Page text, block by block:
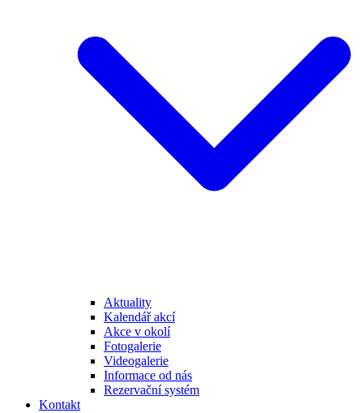
Aktuality
Kalendář akcí
Akce v okolí
Fotogalerie
Videogalerie
Informace od nás
Rezervační systém
Kontakt